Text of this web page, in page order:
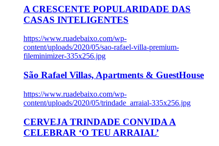
A CRESCENTE POPULARIDADE DAS
CASAS INTELIGENTES
https://www.ruadebaixo.com/wp-
content/uploads/2020/05/sao-rafael-villa-premium-
fileminimizer-335x256.jpg
São Rafael Villas, Apartments & GuestHouse
https://www.ruadebaixo.com/wp-
content/uploads/2020/05/trindade_arraial-335x256.jpg
CERVEJA TRINDADE CONVIDA A
CELEBRAR ‘O TEU ARRAIAL’